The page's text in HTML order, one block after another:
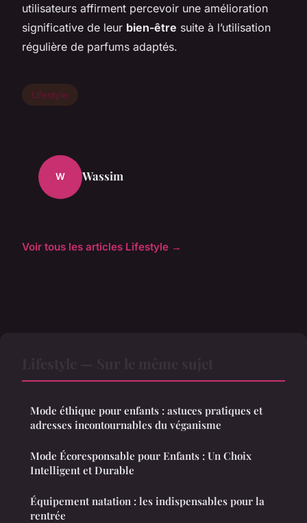
utilisateurs affirment percevoir une amélioration
significative de leur bien-être suite à l’utilisation
régulière de parfums adaptés.
Lifestyle
W Wassim
Voir tous les articles Lifestyle →
Mode éthique pour enfants : astuces pratiques et
adresses incontournables du véganisme
Mode Écoresponsable pour Enfants : Un Choix
Intelligent et Durable
Équipement natation : les indispensables pour la
rentrée